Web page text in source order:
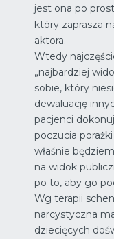
jest ona po
który zaprasza
aktora.
Wtedy
„najbardziej
sobie, który
dewaluację
pacjenci
poczucia
właśnie
na widok
po to, aby go
Wg terapii
narcystyczna
dziecięcych